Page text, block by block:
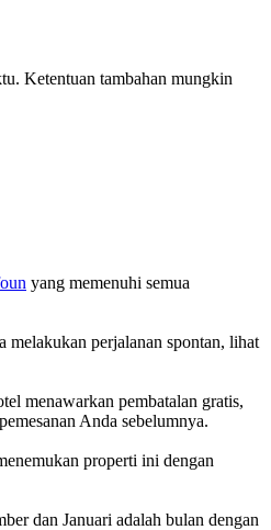
Ketentuan tambahan mungkin
yang memenuhi semua
melakukan perjalanan spontan, lihat
menawarkan pembatalan gratis,
Anda sebelumnya.
properti ini dengan
dan Januari adalah bulan dengan